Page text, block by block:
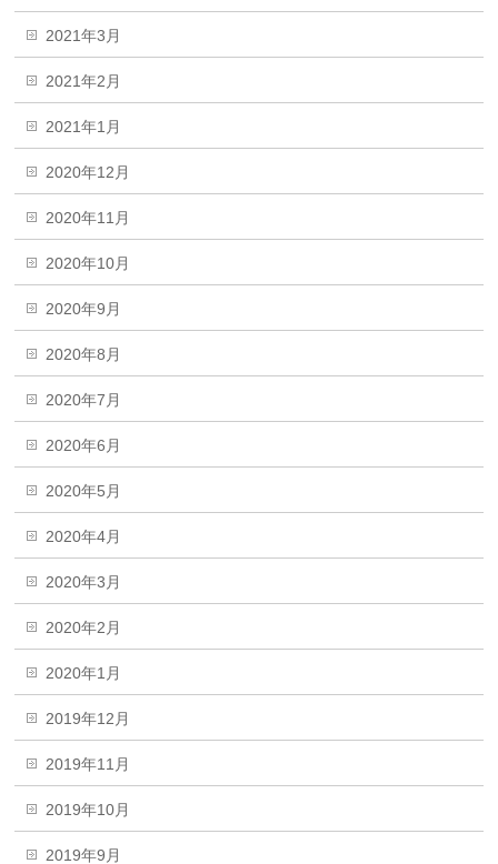
2021年3月
2021年2月
2021年1月
2020年12月
2020年11月
2020年10月
2020年9月
2020年8月
2020年7月
2020年6月
2020年5月
2020年4月
2020年3月
2020年2月
2020年1月
2019年12月
2019年11月
2019年10月
2019年9月